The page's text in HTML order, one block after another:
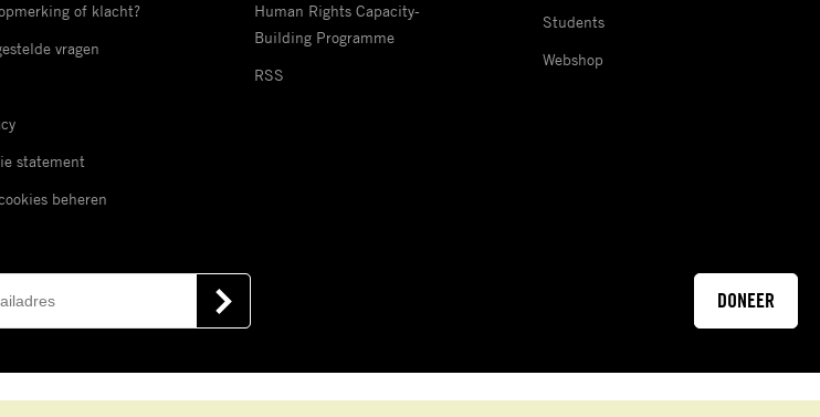
of klacht?
vragen
statement
beheren
Human Rights Capacity-
Building Programme
RSS
Students
Webshop
DONEER
VERSTUUR